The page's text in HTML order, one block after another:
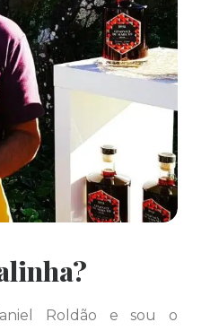
Roldão e sou o